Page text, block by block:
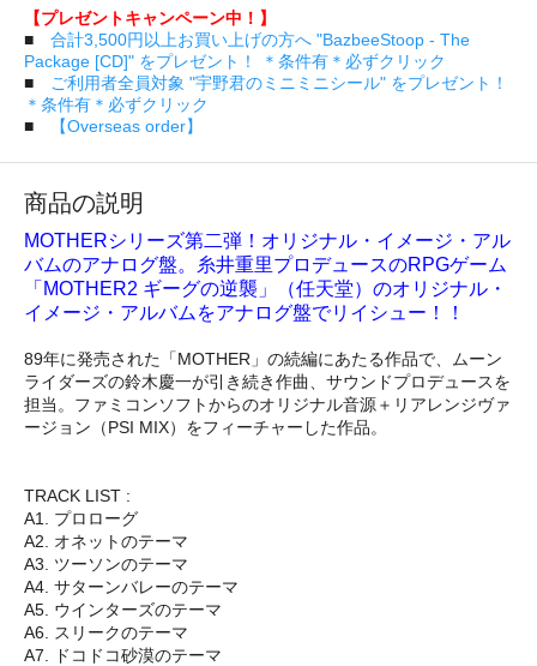
【プレゼントキャンペーン中！】
■ 合計3,500円以上お買い上げの方へ "BazbeeStoop - The
Package [CD]" をプレゼント！ ＊条件有＊必ずクリック
■
ご利用者全員対象 "宇野君のミニミニシール" をプレゼント！
＊条件有＊必ずクリック
■
【Overseas order】
商品の説明
MOTHERシリーズ第二弾！オリジナル・イメージ・アル
バムのアナログ盤。糸井重里プロデュースのRPGゲーム
「MOTHER2 ギーグの逆襲」（任天堂）のオリジナル・
イメージ・アルバムをアナログ盤でリイシュー！！
89年に発売された「MOTHER」の続編にあたる作品で、ムーン
ライダーズの鈴木慶一が引き続き作曲、サウンドプロデュースを
担当。ファミコンソフトからのオリジナル音源＋リアレンジヴァ
ージョン（PSI MIX）をフィーチャーした作品。
TRACK LIST :
A1. プロローグ
A2. オネットのテーマ
A3. ツーソンのテーマ
A4. サターンバレーのテーマ
A5. ウインターズのテーマ
A6. スリークのテーマ
A7. ドコドコ砂漠のテーマ